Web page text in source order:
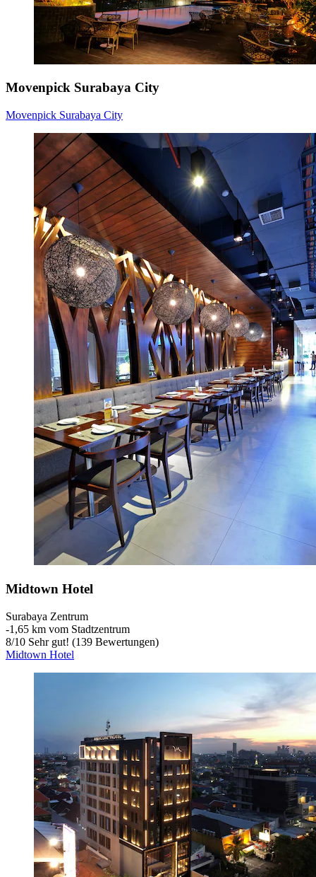
Movenpick Surabaya City
Movenpick Surabaya City
Midtown Hotel
Surabaya Zentrum
‐1,65 km vom Stadtzentrum
8/10 Sehr gut! (139 Bewertungen)
Midtown Hotel